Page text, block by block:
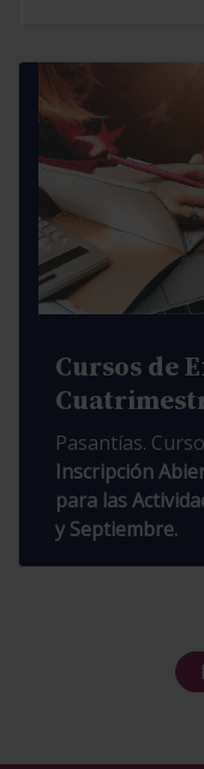
Cursos de
Pasantías.
Inscripción
para las
y Septiembre.